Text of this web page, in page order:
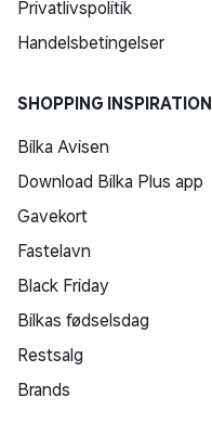
Privatlivspolitik
Handelsbetingelser
SHOPPING INSPIRATION
Bilka Avisen
Download Bilka Plus app
Gavekort
Fastelavn
Black Friday
Bilkas fødselsdag
Restsalg
Brands